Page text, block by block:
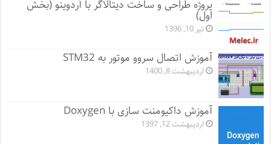
پروژه طراحی و ساخت دیتالاگر با آردوینو (بخش
اول)
تیر 10, 1396
آموزش اتصال سروو موتور به STM32
اردیبهشت 8, 1400
آموزش داکیومنت سازی با Doxygen
اردیبهشت 12, 1397